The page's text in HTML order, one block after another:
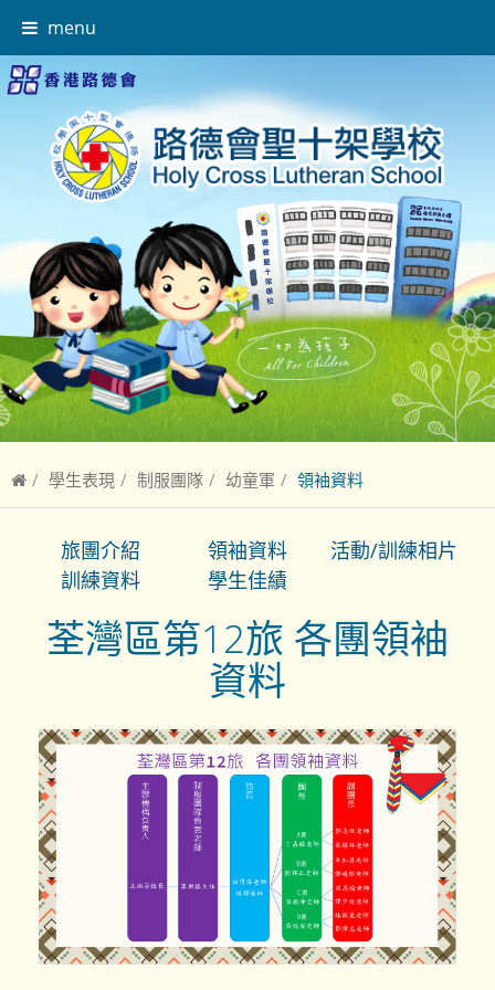
menu
學生表現 制服團隊 幼童軍 領袖資料
旅團介紹 領袖資料
活動/訓練相片
訓練資料
學生佳績
荃灣區第12旅 各團領袖
資料